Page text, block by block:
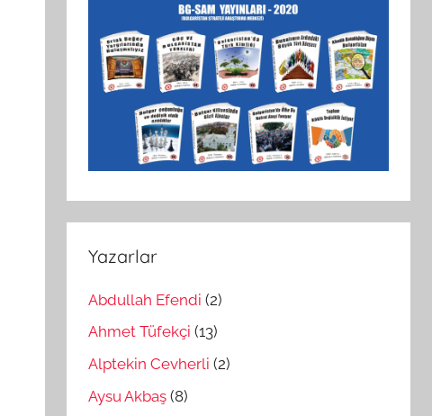
Yazarlar
Abdullah Efendi (2)
Ahmet Tüfekçi (13)
Alptekin Cevherli (2)
Aysu Akbaş (8)